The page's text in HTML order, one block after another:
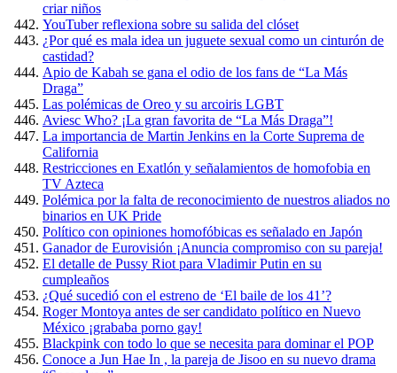
criar niños
YouTuber reflexiona sobre su salida del clóset
¿Por qué es mala idea un juguete sexual como un cinturón de
castidad?
Apio de Kabah se gana el odio de los fans de “La Más
Draga”
Las polémicas de Oreo y su arcoiris LGBT
Aviesc Who? ¡La gran favorita de “La Más Draga”!
La importancia de Martin Jenkins en la Corte Suprema de
California
Restricciones en Exatlón y señalamientos de homofobia en
TV Azteca
Polémica por la falta de reconocimiento de nuestros aliados no
binarios en UK Pride
Político con opiniones homofóbicas es señalado en Japón
Ganador de Eurovisión ¡Anuncia compromiso con su pareja!
El detalle de Pussy Riot para Vladimir Putin en su
cumpleaños
¿Qué sucedió con el estreno de ‘El baile de los 41’?
Roger Montoya antes de ser candidato político en Nuevo
México ¡grababa porno gay!
Blackpink con todo lo que se necesita para dominar el POP
Conoce a Jun Hae In , la pareja de Jisoo en su nuevo drama